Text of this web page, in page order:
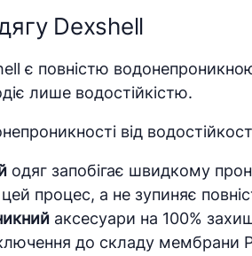
Dexshell
є повністю
лише водостійкістю.
від
одяг запобігає швидкому
процес, а не зупиняє
аксесуари на 100%
до складу мембрани